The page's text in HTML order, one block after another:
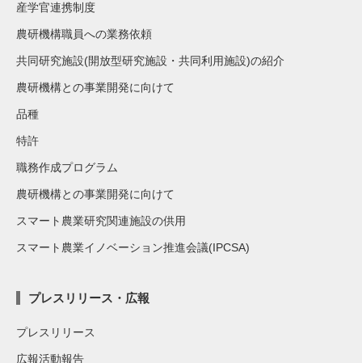
産学官連携制度
農研機構職員への業務依頼
共同研究施設(開放型研究施設・共同利用施設)の紹介
農研機構との事業開発に向けて
品種
特許
職務作成プログラム
農研機構との事業開発に向けて
スマート農業研究関連施設の供用
スマート農業イノベーション推進会議(IPCSA)
プレスリリース・広報
プレスリリース
広報活動報告